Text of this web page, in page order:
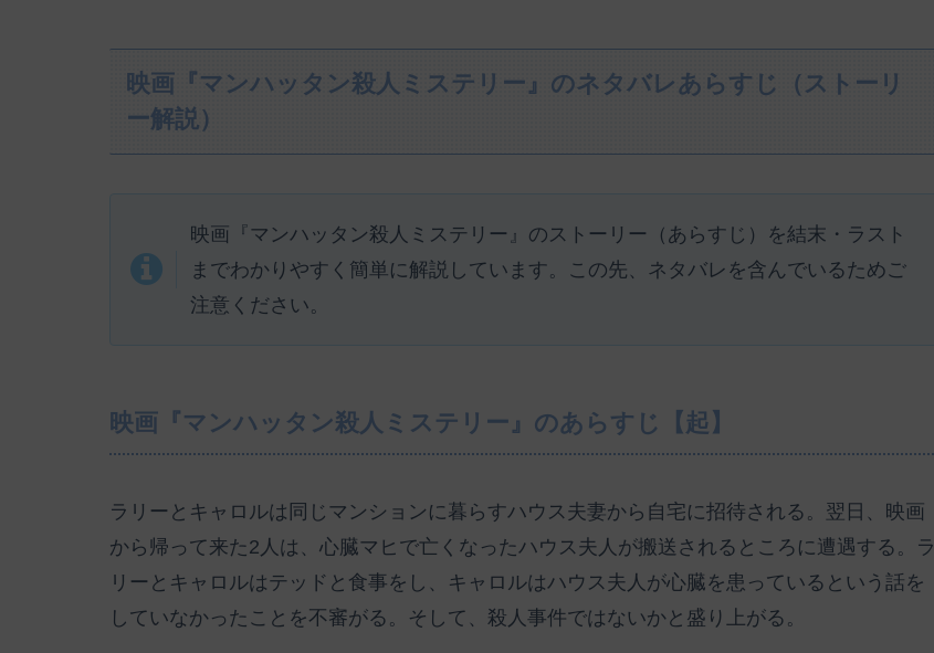
映画『マンハッタン殺人ミステリー』のネタバレあらすじ（ストーリ
ー解説）
映画『マンハッタン殺人ミステリー』のストーリー（あらすじ）を結末・ラスト
までわかりやすく簡単に解説しています。この先、ネタバレを含んでいるためご
注意ください。
映画『マンハッタン殺人ミステリー』のあらすじ【起】
ラリーとキャロルは同じマンションに暮らすハウス夫妻から自宅に招待される。翌日、映画
から帰って来た2人は、心臓マヒで亡くなったハウス夫人が搬送されるところに遭遇する。ラ
リーとキャロルはテッドと食事をし、キャロルはハウス夫人が心臓を患っているという話を
していなかったことを不審がる。そして、殺人事件ではないかと盛り上がる。